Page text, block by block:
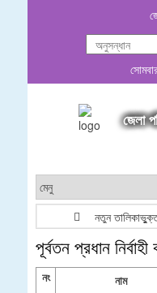
জেলা
নতুন তালিকাভুুক্ত
পূর্বতন প্রধান নির্বাহী
নং নাম